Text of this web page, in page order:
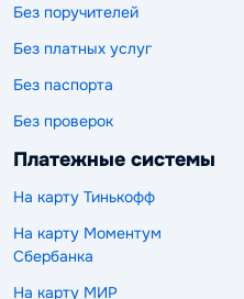
Без поручителей
Без платных услуг
Без паспорта
Без проверок
Платежные системы
На карту Тинькофф
На карту Моментум
Сбербанка
На карту МИР